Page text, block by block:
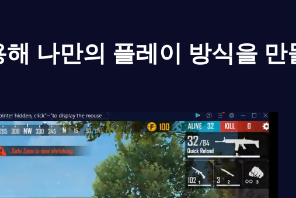
나만의 플레이 방식을